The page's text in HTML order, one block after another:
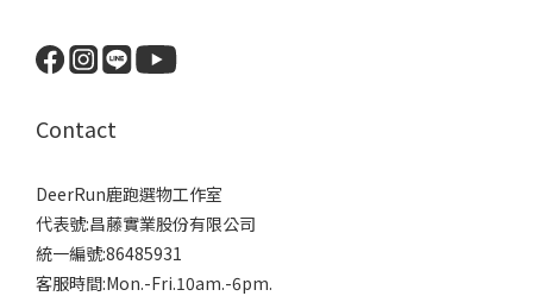
Contact
DeerRun鹿跑選物工作室
代表號:昌藤實業股份有限公司
統一編號:86485931
客服時間:Mon.-Fri.10am.-6pm.